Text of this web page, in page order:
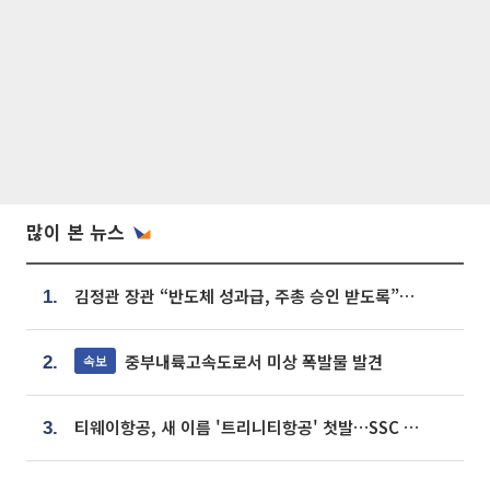
많이 본 뉴스
1. 김정관 장관 “반도체 성과급, 주총 승인 받도록”…상법·자본시장법 개정 시사
2. 속보 중부내륙고속도로서 미상 폭발물 발견
3. 티웨이항공, 새 이름 '트리니티항공' 첫발…SSC 전략 본격화